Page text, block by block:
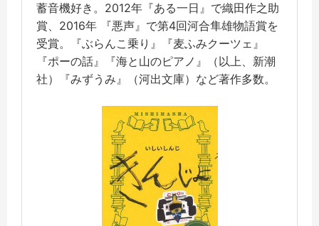
蓄音機好き。2012年『ある一日』で織田作之助
賞、2016年 『悪声』で第4回河合隼雄物語賞を
受賞。『ぶらんこ乗り』『麦ふみクーツェ』
『ポーの話』『海と山のピアノ』（以上、新潮
社）『みずうみ』（河出文庫）など著作多数。